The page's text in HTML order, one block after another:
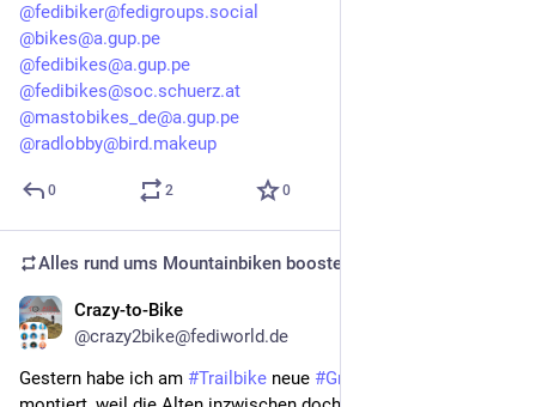
@fedibiker@fedigroups.social
@bikes@a.gup.pe
@fedibikes@a.gup.pe
@fedibikes@soc.schuerz.at
@mastobikes_de@a.gup.pe
@radlobby@bird.makeup
0 2 0
Alles rund ums Mountainbiken boosted
Crazy-to-Bike
@crazy2bike@fediworld.de
Gestern habe ich am #Trailbike neue #Griffe